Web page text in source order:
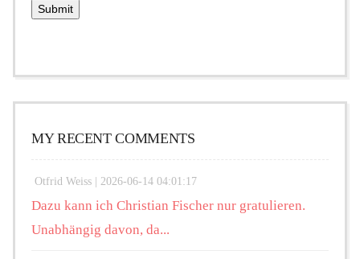
MY RECENT COMMENTS
Otfrid Weiss | 2026-06-14 04:01:17
Dazu kann ich Christian Fischer nur gratulieren.
Unabhängig davon, da...